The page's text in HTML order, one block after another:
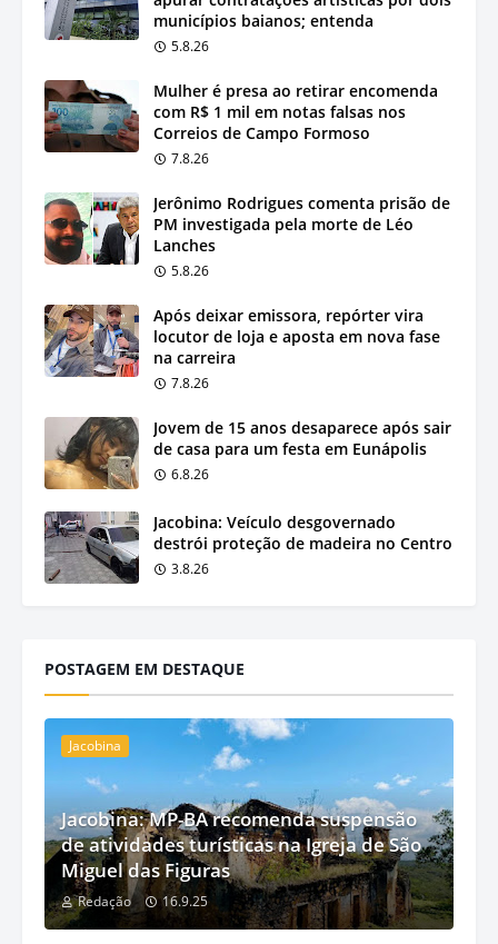
municípios baianos; entenda
5.8.26
Mulher é presa ao retirar encomenda
com R$ 1 mil em notas falsas nos
Correios de Campo Formoso
7.8.26
Jerônimo Rodrigues comenta prisão de
PM investigada pela morte de Léo
Lanches
5.8.26
Após deixar emissora, repórter vira
locutor de loja e aposta em nova fase
na carreira
7.8.26
Jovem de 15 anos desaparece após sair
de casa para um festa em Eunápolis
6.8.26
Jacobina: Veículo desgovernado
destrói proteção de madeira no Centro
3.8.26
POSTAGEM EM DESTAQUE
Jacobina
Jacobina: MP-BA recomenda suspensão
de atividades turísticas na Igreja de São
Miguel das Figuras
Redação 16.9.25